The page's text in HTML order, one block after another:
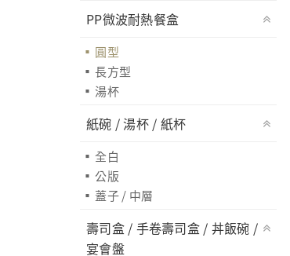
PP微波耐熱餐盒
圓型
長方型
湯杯
紙碗 / 湯杯 / 紙杯
全白
公版
蓋子 / 中層
壽司盒 / 手卷壽司盒 / 丼飯碗 /
宴會盤